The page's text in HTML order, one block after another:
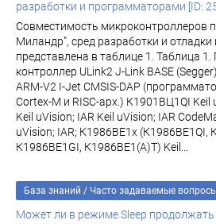
разработки и программаторами [ID:
Совместимость микроконтроллеров
Миландр", сред разработки и
представлена в таблице 1. Таблица
контроллер ULink2 J-Link BASE
ARM-V2 I-Jet CMSIS-DAP
Cortex-M и RISC-арх.) К1901ВЦ1QI Keil
Keil uVision; IAR Keil uVision; IAR
uVision; IAR; К1986ВЕ1x (К1986ВЕ1QI,
К1986ВЕ1GI, К1986ВЕ1(A)T) Keil...
База знаний / Часто задаваемые
Может ли в режиме Sleep